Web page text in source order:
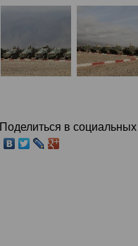
Поделиться в социальных